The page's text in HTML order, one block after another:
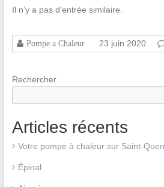
Il n’y a pas d’entrée similaire.
Pompe a Chaleur 23 juin 2020
Rechercher
Articles récents
Votre pompe à chaleur sur Saint-
Épinal